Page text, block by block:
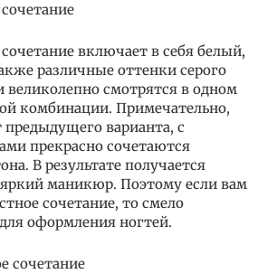
включает в себя белый,
различные оттенки серого
смотрятся в одном
комбинации. Примечательно,
варианта, с
прекрасно сочетаются
В результате получается
маникюр. Поэтому если вам
сочетание, то смело
оформления ногтей.
сочетание